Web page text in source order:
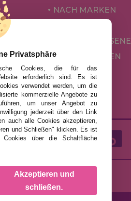
NACH MARKEN
FÜR ERWACHSENE
NACH AUTOREN
ZUBEHÖR
BRETTSPIELE
Privatsphäre
Cookies, die für das
erforderlich sind. Es ist
verwendet werden, um die
kommerzielle Angebote zu
um unser Angebot zu
jederzeit über den Link
auch alle Cookies akzeptieren,
und Schließen" klicken. Es ist
über die Schaltfläche
Akzeptieren und
schließen.